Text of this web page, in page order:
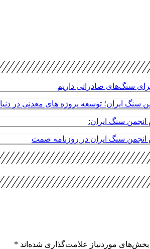
سنگ‌های صادراتی داریم
سنگ ایران؛ توسعه پروژه های معدنی در دنیا
سنگ ایران:
سنگ ایران در روزنامه صمت
بخش‌های موردنیاز علامت‌گذاری شده‌اند *